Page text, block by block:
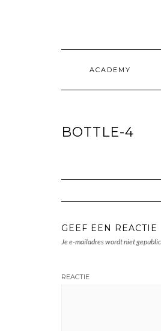
ACADEMY
BOTTLE-4
GEEF EEN REACTIE
Je e-mailadres wordt niet
REACTIE